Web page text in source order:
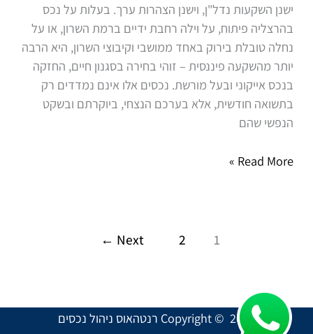
ישנן השקעות נדל"ן, וישנן הצהרות ערך. בעלות על נכס
בהרצליה פיתוח, על וילה רחבת ידיים ברמת השרון, או על
נחלה טובלת בירוק באחד ממושבי וקיבוצי השרון, היא הרבה
יותר מהשקעה פיננסית – זוהי בחירה בסגנון חיים, החזקה
בנכס אייקוני ובעל מורשת. נכסים אלו אינם נמדדים רק
בתשואה חודשית, אלא בערכם הנצחי, ביוקרתם ובשקט
הנפשי שהם
Read More »
1
2
Next
←
Copyright © 2026 רנטהאוס ניהול נכסים